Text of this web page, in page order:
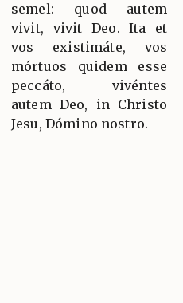
semel: quod autem
vivit, vivit Deo. Ita et
vos existimáte, vos
mórtuos quidem esse
peccáto, vivéntes
autem Deo, in Christo
Jesu, Dómino nostro.